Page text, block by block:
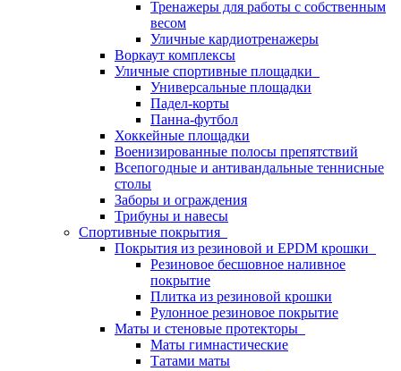
Тренажеры для работы с собственным
весом
Уличные кардиотренажеры
Воркаут комплексы
Уличные спортивные площадки
Универсальные площадки
Падел-корты
Панна-футбол
Хоккейные площадки
Военизированные полосы препятствий
Всепогодные и антивандальные теннисные
столы
Заборы и ограждения
Трибуны и навесы
Спортивные покрытия
Покрытия из резиновой и EPDM крошки
Резиновое бесшовное наливное
покрытие
Плитка из резиновой крошки
Рулонное резиновое покрытие
Маты и стеновые протекторы
Маты гимнастические
Татами маты